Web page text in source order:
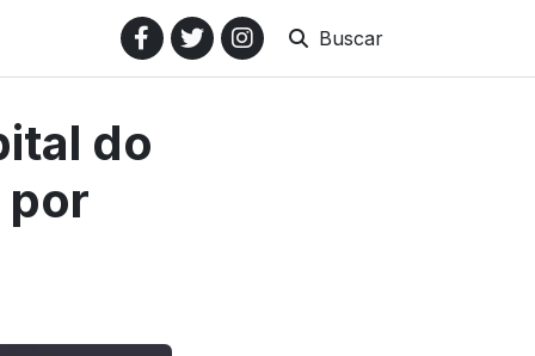
Buscar
do
por